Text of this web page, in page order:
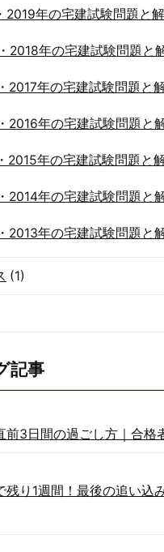
2019年の宅建試験問題と
2018年の宅建試験問題と
2017年の宅建試験問題と
2016年の宅建試験問題と
2015年の宅建試験問題と
2014年の宅建試験問題と
2013年の宅建試験問題と
(1)
記事
前3日間の過ごし方｜合格
残り1週間！最後の追い込